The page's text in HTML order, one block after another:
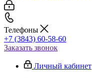
Телефоны
+7 (3843) 60-58-60
Заказать звонок
Личный кабинет